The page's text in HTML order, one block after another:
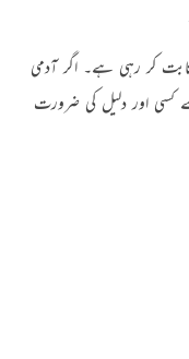
کر رہی ہے۔ اگر آدمی
کسی اور دلیل کی ضرورت